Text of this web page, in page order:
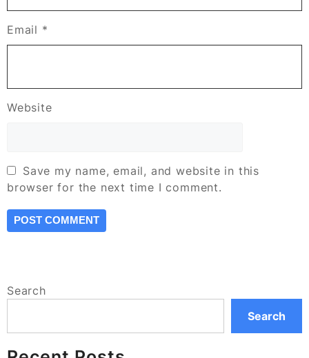
Email *
Website
Save my name, email, and website in this
browser for the next time I comment.
Search
Search